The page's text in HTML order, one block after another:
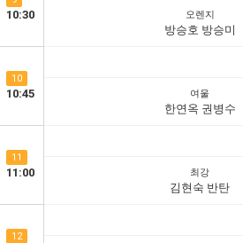
10:30 오렌지
방승호 방승미
10
10:45 여울
한연옥 권병수
11
11:00 최강
김현숙 반탄
12